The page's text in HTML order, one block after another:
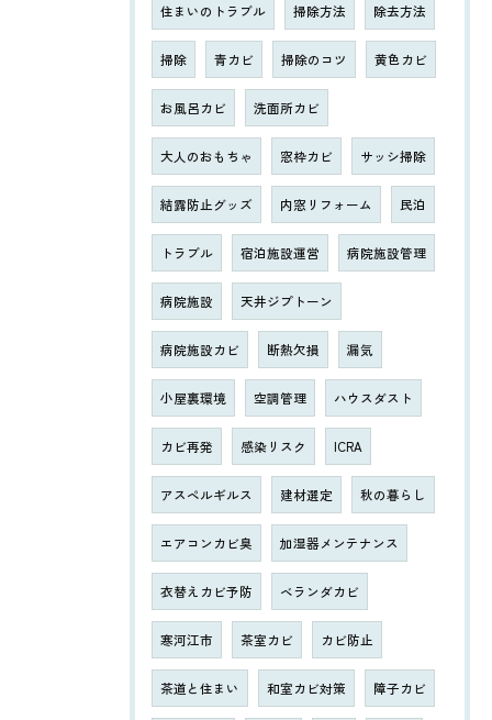
住まいのトラブル 掃除方法 除去方法
掃除 青カビ 掃除のコツ 黄色カビ
お風呂カビ 洗面所カビ
大人のおもちゃ 窓枠カビ サッシ掃除
結露防止グッズ 内窓リフォーム 民泊
トラブル 宿泊施設運営 病院施設管理
病院施設 天井ジプトーン
病院施設カビ 断熱欠損 漏気
小屋裏環境 空調管理 ハウスダスト
カビ再発 感染リスク ICRA
アスペルギルス 建材選定 秋の暮らし
エアコンカビ臭 加湿器メンテナンス
衣替えカビ予防 ベランダカビ
寒河江市 茶室カビ カビ防止
茶道と住まい 和室カビ対策 障子カビ